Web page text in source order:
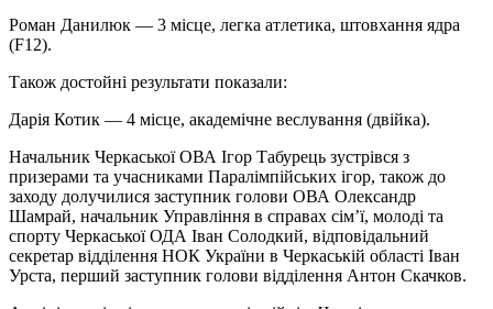
Роман Данилюк — 3 місце, легка атлетика, штовхання ядра
(F12).
Також достойні результати показали:
Дарія Котик — 4 місце, академічне веслування (двійка).
Начальник Черкаської ОВА Ігор Табурець зустрівся з
призерами та учасниками Паралімпійських ігор, також до
заходу долучилися заступник голови ОВА Олександр
Шамрай, начальник Управління в справах сім’ї, молоді та
спорту Черкаської ОДА Іван Солодкий, відповідальний
секретар відділення НОК України в Черкаській області Іван
Урста, перший заступник голови відділення Антон Скачков.